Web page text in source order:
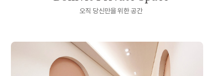
오직 당신만을 위한 공간